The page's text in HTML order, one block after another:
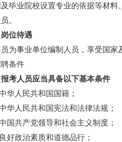
毕业院校设置专业的依据等材
。
岗位待遇
事业单位编制人员，享受国家
条件
报考人员应当具备以下基本条件
人民共和国国籍；
人民共和国宪法和法律法规；
共产党领导和社会主义制度；
政治素质和道德品行；